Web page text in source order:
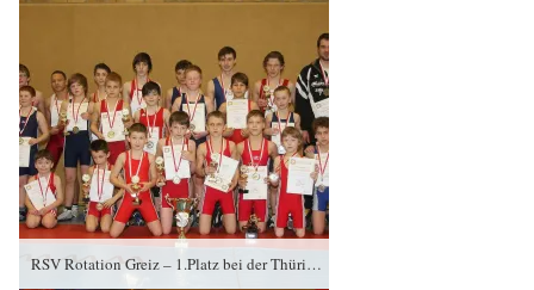
RSV Rotation Greiz – 1.Platz bei der Thüringenmeisterschaft 2012 griechisch-römisch 21.01 2012 in Altenburg jeweils von links: vorn: Niklas Wendel (3.), Lukas Hanke (1.), Maximilian Böttger (1.), Dustin Nürnberger (1.), Lucas Kahnt (1.), Norman Heisig (1.), Andriu Schütz (2.), Anton Struchalin (3.) Mitte: Moritz Schlehahn (2.), Leon Jäschke (1.), Ron Watzek (1.), Luis Sattelmayer (3.), Anton Golle (3.), Johannes Krause (4.), Kilian Schinnerling (2.), Trainer Andreas Mattern hinten: Trainer Falk Schlehahn, Florian Sieg (1.), Merlin Sewina (3.), John Urban (2.), Temirlan Dalmatov (2.), Josua Greschok (2.), Dennis Nürnberger (3.), Max Kahnt (1.), Benjamin Giegling (2.)